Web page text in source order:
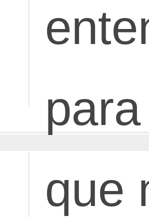
que